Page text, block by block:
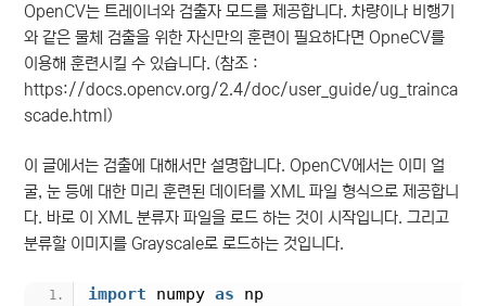
OpenCV는 트레이너와 검출자 모드를 제공합니다. 차량이나 비행기
와 같은 물체 검출을 위한 자신만의 훈련이 필요하다면 OpneCV를
이용해 훈련시킬 수 있습니다. (참조 :
https://docs.opencv.org/2.4/doc/user_guide/ug_trainca
scade.html)
이 글에서는 검출에 대해서만 설명합니다. OpenCV에서는 이미 얼
굴, 눈 등에 대한 미리 훈련된 데이터를 XML 파일 형식으로 제공합니
다. 바로 이 XML 분류자 파일을 로드 하는 것이 시작입니다. 그리고
분류할 이미지를 Grayscale로 로드하는 것입니다.
import numpy as np